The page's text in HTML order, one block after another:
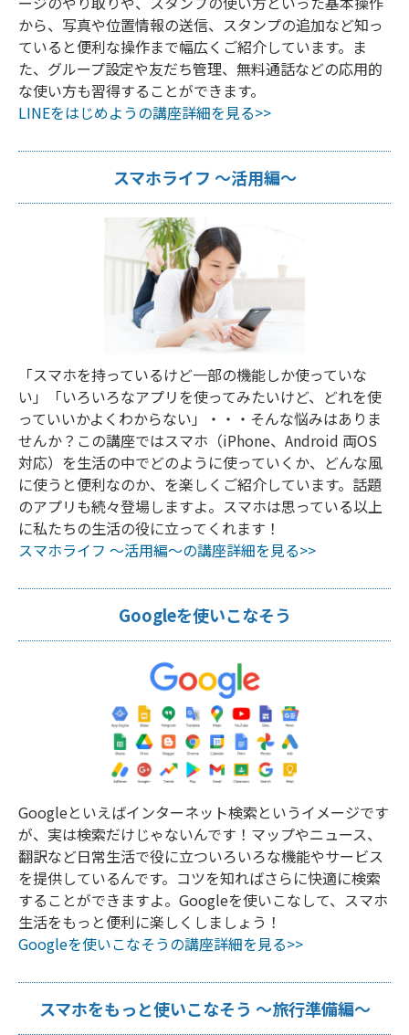
から、写真や位置情報の送信、スタンプの追加など知っ
ていると便利な操作まで幅広くご紹介しています。ま
た、グループ設定や友だち管理、無料通話などの応用的
な使い方も習得することができます。
LINEをはじめようの講座詳細を見る>>
スマホライフ ～活用編～
「スマホを持っているけど一部の機能しか使っていな
い」「いろいろなアプリを使ってみたいけど、どれを使
っていいかよくわからない」・・・そんな悩みはありま
せんか？この講座ではスマホ（iPhone、Android 両OS
対応）を生活の中でどのように使っていくか、どんな風
に使うと便利なのか、を楽しくご紹介しています。話題
のアプリも続々登場しますよ。スマホは思っている以上
に私たちの生活の役に立ってくれます！
スマホライフ ～活用編～の講座詳細を見る>>
Googleを使いこなそう
Googleといえばインターネット検索というイメージです
が、実は検索だけじゃないんです！マップやニュース、
翻訳など日常生活で役に立ついろいろな機能やサービス
を提供しているんです。コツを知ればさらに快適に検索
することができますよ。Googleを使いこなして、スマホ
生活をもっと便利に楽しくしましょう！
Googleを使いこなそうの講座詳細を見る>>
スマホをもっと使いこなそう ～旅行準備編～